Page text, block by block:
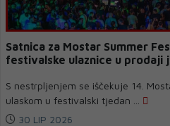
Satnica za Mostar Summer
festivalske ulaznice u prodaji
S nestrpljenjem se iščekuje 14.
ulaskom u festivalski tjedan ...
30 LIP 2026